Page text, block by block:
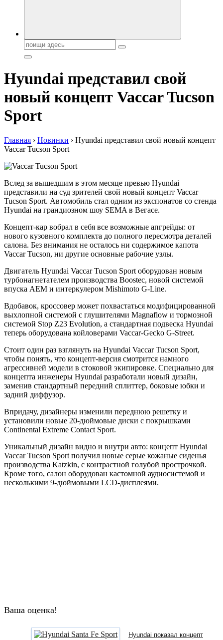
Поиск:
Hyundai представил свой
новый концепт Vaccar Tucson
Sport
Главная › Новинки › Hyundai представил свой новый концепт
Vaccar Tucson Sport
Вслед за вышедшим в этом месяце превью Hyundai
представили на суд зрителей свой новый концепт Vaccar
Tucson Sport. Автомобиль стал одним из экспонатов со стенда
Hyundai на грандиозном шоу SEMA в Вегасе.
Концепт-кар вобрал в себя все возможные апгрейды: от
нового кузовного комплекта до полного пересмотра деталей
салона. Без внимания не осталось ни содержимое капота
Vaccar Tucson, ни другие основные рабочие узлы.
Двигатель Hyundai Vaccar Tucson Sport оборудован новым
турбонагнетателем производства Boostec, новой системой
впуска AEM и интеркулером Mishimoto G-Line.
Вдобавок, кроссовер может похвастаться модифицированной
выхлопной системой с глушителями Magnaflow и тормозной
системой Stop Z23 Evolution, а стандартная подвеска Hyundai
теперь оборудована койловерами Vaccar-Gecko G-Street.
Стоит один раз взглянуть на Hyundai Vaccar Tucson Sport,
чтобы понять, что концепт-версия смотрится намного
агрессивней модели в стоковой экипировке. Специально для
концепта инженеры Hyundai разработали новый дизайн,
заменив стандартный передний сплиттер, боковые юбки и
задний диффузор.
Впридачу, дизайнеры изменили переднюю решетку и
установили новые 20-дюймовые диски с покрышками
Continental Extreme Contact Sport.
Уникальный дизайн видно и внутри авто: концепт Hyundai
Vaccar Tucson Sport получил новые серые кожаные сиденья
производства Katzkin, с контрастной голубой прострочкой.
Кроме того, салон оборудован кастомной аудиосистемой и
несколькими 9-дюймовыми LCD-дисплеями.
Ваша оценка!
Hyundai показал концепт